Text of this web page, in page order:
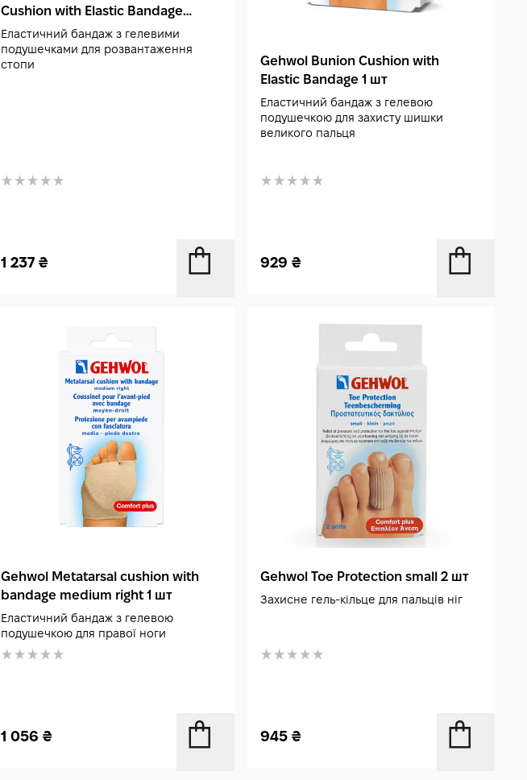
Cushion with Elastic Bandage
Medium 1 шт
Еластичний бандаж з гелевими
подушечками для розвантаження
стопи
1 237 ₴
Gehwol Bunion Cushion with
Elastic Bandage 1 шт
Еластичний бандаж з гелевою
подушечкою для захисту шишки
великого пальця
929₴
Gehwol Metatarsal cushion with
bandage medium right 1 шт
Еластичний бандаж з гелевою
подушечкою для правої ноги
1 056 ₴
Gehwol Toe Protection small 2 шт
Захисне гель-кільце для пальців ніг
945₴